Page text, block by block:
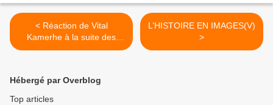
< Réaction de Vital
Kamerhe à la suite des
résultats provisoires.
L’HISTOIRE EN IMAGES(V)
>
Hébergé par Overblog
Top articles